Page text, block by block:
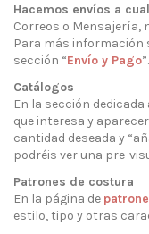
Hacemos envíos a
Correos o Mensajería,
Para más
sección “Envío y Pago”.
Catálogos
En la sección dedicada
que interesa y
cantidad deseada y
podréis ver una pre-
Patrones de costura
En la página de
estilo, tipo y otras